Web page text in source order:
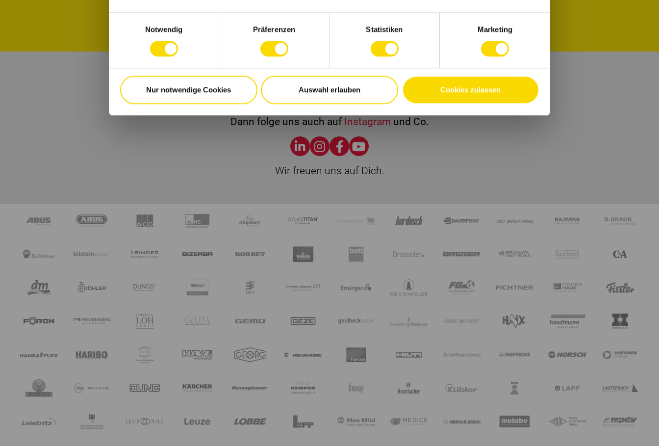
Notwendig
Präferenzen Statistiken Marketing
Nur notwendige Cookies Auswahl erlauben Cookies zulassen
Firmenprofile entdecken Jobs suchen
Nichts mehr verpassen?
Bekomme regelmäßig Tipps und bleibe Up-to-Date.
Dann folge uns auch auf Instagram und Co.
Wir freuen uns auf Dich.